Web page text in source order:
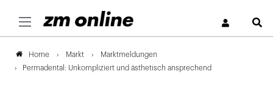
Home Markt
Marktmeldungen
Permadental: Unkompliziert und ästhetisch ansprechend